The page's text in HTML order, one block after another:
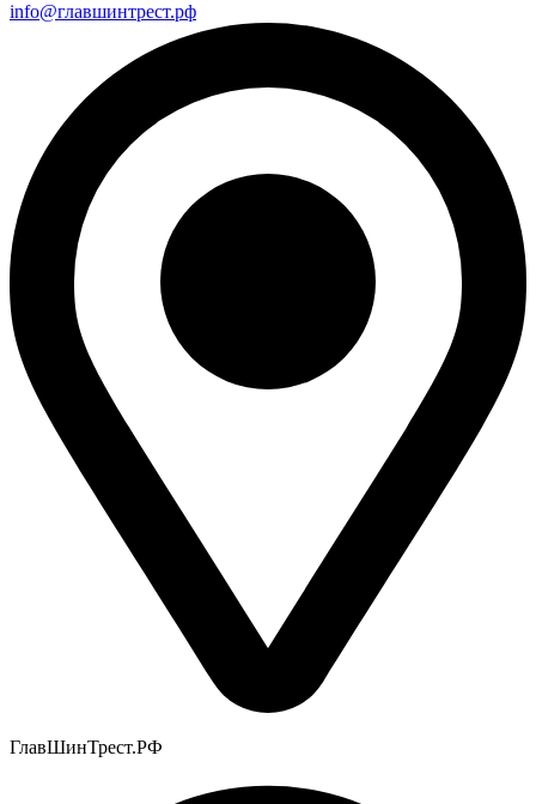
info@главшинтрест.рф
ГлавШинТрест.РФ